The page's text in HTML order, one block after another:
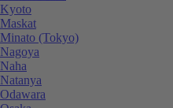
Kyoto
Maskat
Minato (Tokyo)
Nagoya
Naha
Natanya
Odawara